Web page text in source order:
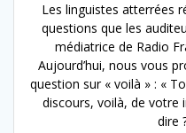
Les linguistes atterrées
questions que les
médiatrice de Radio
Aujourd’hui, nous vous
question sur « voilà » : «
discours, voilà, de votre
dire